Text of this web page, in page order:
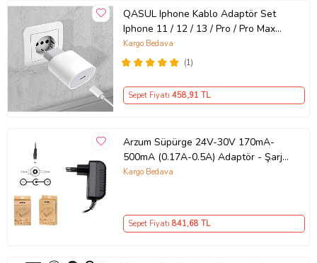
QASUL Iphone Kablo Adaptör Set
Iphone 11 / 12 / 13 / Pro / Pro Max
Uyumlu Şarj Aleti Seti
(1)
Kargo Bedava
Sepet Fiyatı 458,91 TL
Arzum Süpürge 24V-30V 170mA-
500mA (0.17A-0.5A) Adaptör - Şarj
Aleti RETRO
Kargo Bedava
Sepet Fiyatı 841,68 TL